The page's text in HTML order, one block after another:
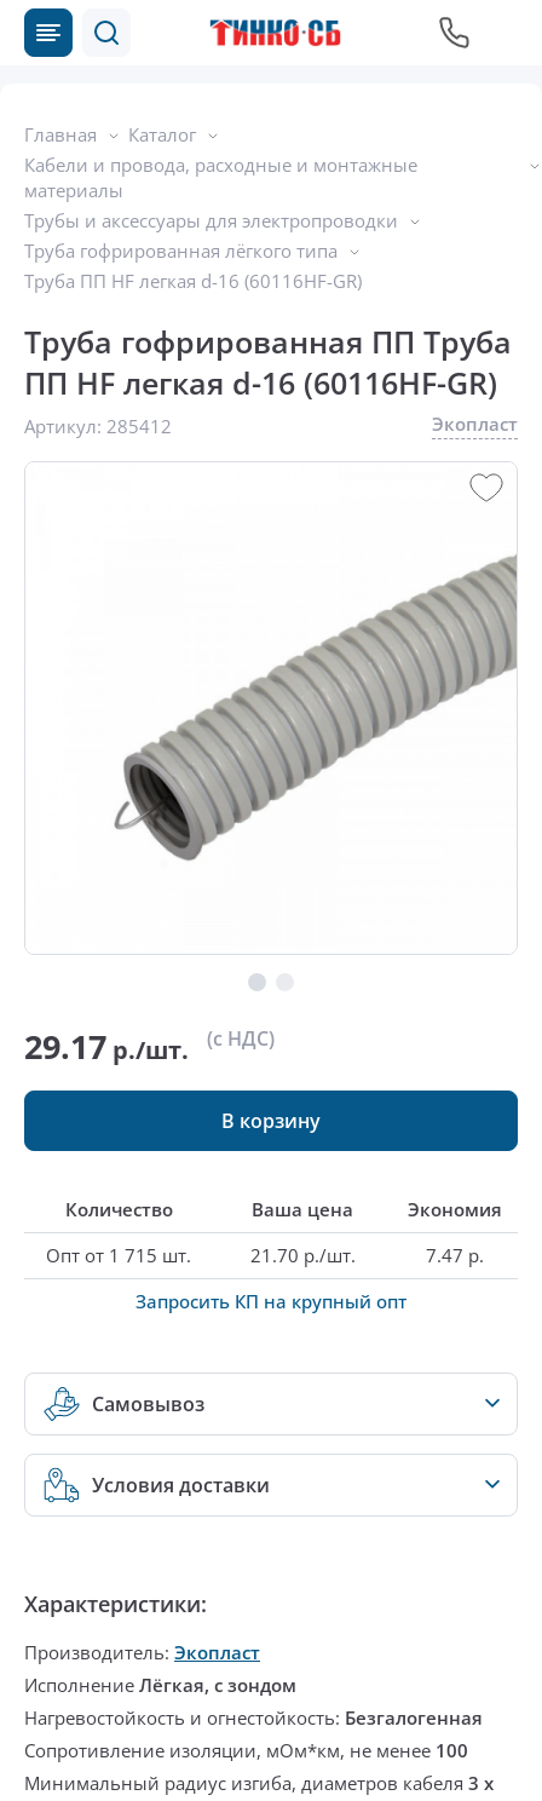
Главная
Каталог
Кабели и провода, расходные и монтажные
материалы
Трубы и аксессуары для электропроводки
Труба гофрированная лёгкого типа
Труба ПП HF легкая d-16 (60116HF-GR)
Труба гофрированная ПП Труба
ПП HF легкая d-16 (60116HF-GR)
Артикул: 285412 Экопласт
29.17 р./шт. (с НДС)
В корзину
Количество Ваша цена
Экономия
Опт от 1 715 шт.
21.70 р./шт.
7.47 р.
Запросить КП на крупный опт
Самовывоз
Условия доставки
Характеристики:
Производитель: Экопласт
Исполнение Лёгкая, с зондом
Нагревостойкость и огнестойкость: Безгалогенная
Сопротивление изоляции, мОм*км, не менее 100
Минимальный радиус изгиба, диаметров кабеля 3 х